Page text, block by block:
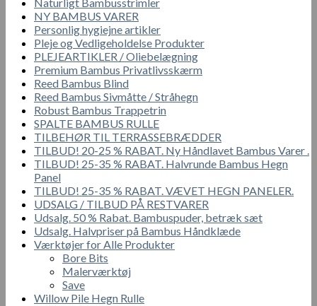
Naturligt Bambusstrimler
NY BAMBUS VARER
Personlig hygiejne artikler
Pleje og Vedligeholdelse Produkter
PLEJEARTIKLER / Oliebelægning
Premium Bambus Privatlivsskærm
Reed Bambus Blind
Reed Bambus Sivmåtte / Stråhegn
Robust Bambus Trappetrin
SPALTE BAMBUS RULLE
TILBEHØR TIL TERRASSEBRÆDDER
TILBUD! 20-25 % RABAT. Ny Håndlavet Bambus Varer .
TILBUD! 25-35 % RABAT. Halvrunde Bambus Hegn
Panel
TILBUD! 25-35 % RABAT. VÆVET HEGN PANELER.
UDSALG / TILBUD PÅ RESTVARER
Udsalg. 50 % Rabat. Bambuspuder, betræk sæt
Udsalg. Halvpriser på Bambus Håndklæde
Værktøjer for Alle Produkter
Bore Bits
Malerværktøj
Save
Willow Pile Hegn Rulle